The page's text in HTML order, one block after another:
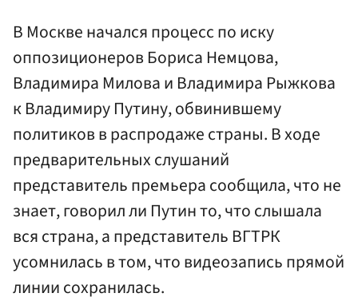
В Москве начался процесс по иску
оппозиционеров Бориса Немцова,
Владимира Милова и Владимира Рыжкова
к Владимиру Путину, обвинившему
политиков в распродаже страны. В ходе
предварительных слушаний
представитель премьера сообщила, что не
знает, говорил ли Путин то, что слышала
вся страна, а представитель ВГТРК
усомнилась в том, что видеозапись прямой
линии сохранилась.